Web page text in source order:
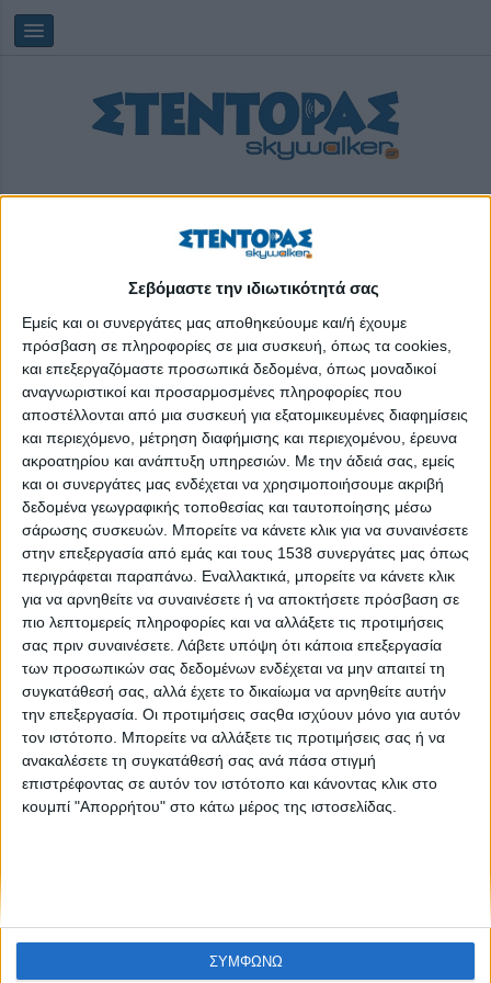
Σεβόμαστε την ιδιωτικότητά σας
Εμείς και οι συνεργάτες μας αποθηκεύουμε και/ή έχουμε
πρόσβαση σε πληροφορίες σε μια συσκευή, όπως τα cookies,
και επεξεργαζόμαστε προσωπικά δεδομένα, όπως μοναδικοί
αναγνωριστικοί και προσαρμοσμένες πληροφορίες που
αποστέλλονται από μια συσκευή για εξατομικευμένες διαφημίσεις
και περιεχόμενο, μέτρηση διαφήμισης και περιεχομένου, έρευνα
ακροατηρίου και ανάπτυξη υπηρεσιών. Με την άδειά σας, εμείς
και οι συνεργάτες μας ενδέχεται να χρησιμοποιήσουμε ακριβή
δεδομένα γεωγραφικής τοποθεσίας και ταυτοποίησης μέσω
σάρωσης συσκευών. Μπορείτε να κάνετε κλικ για να συναινέσετε
στην επεξεργασία από εμάς και τους 1538 συνεργάτες μας όπως
περιγράφεται παραπάνω. Εναλλακτικά, μπορείτε να κάνετε κλικ
για να αρνηθείτε να συναινέσετε ή να αποκτήσετε πρόσβαση σε
πιο λεπτομερείς πληροφορίες και να αλλάξετε τις προτιμήσεις
σας πριν συναινέσετε. Λάβετε υπόψη ότι κάποια επεξεργασία
των προσωπικών σας δεδομένων ενδέχεται να μην απαιτεί τη
συγκατάθεσή σας, αλλά έχετε το δικαίωμα να αρνηθείτε αυτήν
την επεξεργασία. Οι προτιμήσεις σαςθα ισχύουν μόνο για αυτόν
τον ιστότοπο. Μπορείτε να αλλάξετε τις προτιμήσεις σας ή να
ανακαλέσετε τη συγκατάθεσή σας ανά πάσα στιγμή
επιστρέφοντας σε αυτόν τον ιστότοπο και κάνοντας κλικ στο
κουμπί "Απορρήτου" στο κάτω μέρος της ιστοσελίδας.
ΣΥΜΦΩΝΩ
Πέμπτη, 06/08/202622:39:11
δωρεάν ξεναγήσεις
Στα Social Media, 11 - 18 Μαρτίου 2019
None feed
CONNECT